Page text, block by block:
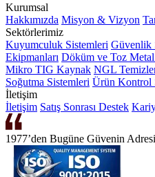
Kurumsal
Hakkımızda Misyon & Vizyon
Sektörlerimiz
Kuyumculuk Sistemleri Güvenlik
Ekipmanları Döküm ve Toz
Mikro TIG Kaynak NGL
Soğutma Sistemleri Ürün Kontrol
İletişim
İletişim Satış Sonrası Destek
1977’den Bugüne Güvenin